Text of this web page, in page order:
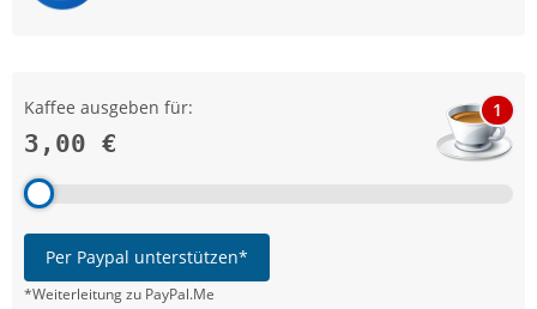
Kaffee ausgeben für:
3,00 €
1
Per Paypal unterstützen*
*Weiterleitung zu PayPal.Me